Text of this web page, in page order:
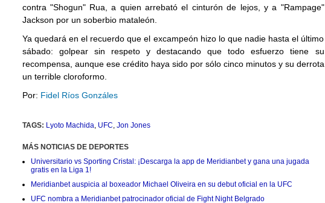
contra "Shogun" Rua, a quien arrebató el cinturón de lejos, y a "Rampage"
Jackson por un soberbio mataleón.
Ya quedará en el recuerdo que el excampeón hizo lo que nadie hasta el último
sábado: golpear sin respeto y destacando que todo esfuerzo tiene su
recompensa, aunque ese crédito haya sido por sólo cinco minutos y su derrota
un terrible cloroformo.
Por: Fidel Ríos Gonzáles
TAGS: Lyoto Machida, UFC, Jon Jones
MÁS NOTICIAS DE DEPORTES
Universitario vs Sporting Cristal: ¡Descarga la app de Meridianbet y gana una jugada
gratis en la Liga 1!
Meridianbet auspicia al boxeador Michael Oliveira en su debut oficial en la UFC
UFC nombra a Meridianbet patrocinador oficial de Fight Night Belgrado